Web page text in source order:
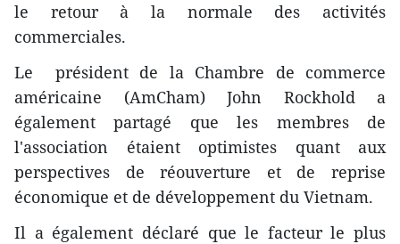
le retour à la normale des activités
commerciales.
Le président de la Chambre de commerce
américaine (AmCham) John Rockhold a
également partagé que les membres de
l'association étaient optimistes quant aux
perspectives de réouverture et de reprise
économique et de développement du Vietnam.
Il a également déclaré que le facteur le plus